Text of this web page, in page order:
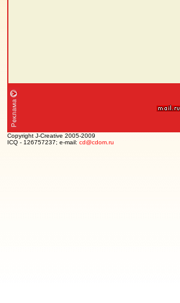
Copyright J-Creative 2005-2009
ICQ - 126757237; e-mail: cd@cdom.ru